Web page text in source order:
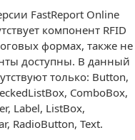
FastReport Online
компонент RFID
формах, также не
доступны. В данный
только: Button,
ComboBox,
Label, ListBox,
RadioButton, Text.